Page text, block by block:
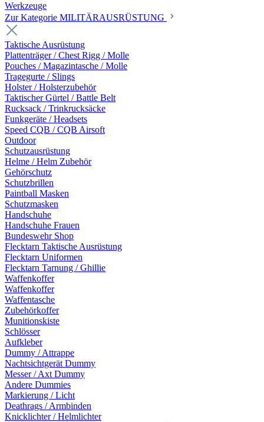
Werkzeuge
Zur Kategorie MILITÄRAUSRÜSTUNG
Taktische Ausrüstung
Plattenträger / Chest Rigg / Molle
Pouches / Magazintasche / Molle
Tragegurte / Slings
Holster / Holsterzubehör
Taktischer Gürtel / Battle Belt
Rucksack / Trinkrucksäcke
Funkgeräte / Headsets
Speed CQB / CQB Airsoft
Outdoor
Schutzausrüstung
Helme / Helm Zubehör
Gehörschutz
Schutzbrillen
Paintball Masken
Schutzmasken
Handschuhe
Handschuhe Frauen
Bundeswehr Shop
Flecktarn Taktische Ausrüstung
Flecktarn Uniformen
Flecktarn Tarnung / Ghillie
Waffenkoffer
Waffenkoffer
Waffentasche
Zubehörkoffer
Munitionskiste
Schlösser
Aufkleber
Dummy / Attrappe
Nachtsichtgerät Dummy
Messer / Axt Dummy
Andere Dummies
Markierung / Licht
Deathrags / Armbinden
Knicklichter / Helmlichter